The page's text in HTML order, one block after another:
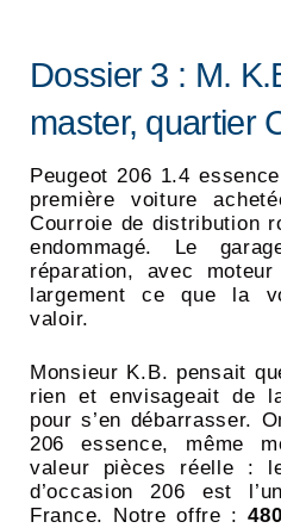
Dossier 3 : M.
master, quartier
Peugeot 206 1.4
première voiture
Courroie de distribution
endommagé. Le
réparation, avec moteur
largement ce que la
valoir.
Monsieur K.B. pensait
rien et envisageait de
pour s’en débarrasser.
206 essence, même
valeur pièces réelle :
d’occasion 206 est
France. Notre offre :